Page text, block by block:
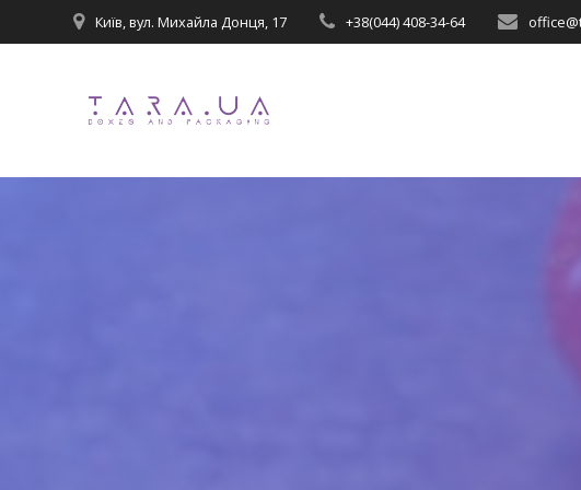
Перейти
до
Київ, вул. Михайла Донця, 17 +38(044) 408-34-64